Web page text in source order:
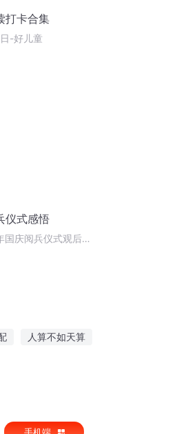
打卡合集
-好儿童
仪式感悟
国庆阅兵仪式观后感
人算不如天算